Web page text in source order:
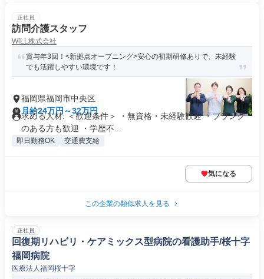
正社員
訪問介護スタッフ
WiLL株式会社
賞与年3回！<新拠点オープニング>安心の初期研修ありで、未経験
でも活躍しやすい環境です！
福岡県福岡市中央区
月給24万円～32万円
求める人材: ＜歓迎条件＞ ・無資格・未経験歓迎 ・ブランク
のある方も歓迎 ・学歴不...
即日勤務OK 交通費支給
気になる
この企業の類似求人を見る
正社員
回復期リハビリ・ケアミックス型病院の看護助手/桜十字
福岡病院
医療法人福岡桜十字